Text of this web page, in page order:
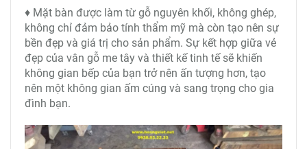
♦ Mặt bàn được làm từ gỗ nguyên khối, không ghép,
không chỉ đảm bảo tính thẩm mỹ mà còn tạo nên sự
bền đẹp và giá trị cho sản phẩm. Sự kết hợp giữa vẻ
đẹp của vân gỗ me tây và thiết kế tinh tế sẽ khiến
không gian bếp của bạn trở nên ấn tượng hơn, tạo
nên một không gian ấm cúng và sang trọng cho gia
đình bạn.